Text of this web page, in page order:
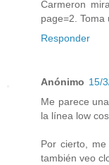
Carmeron
page=2. Toma
Responder
Anónimo 15/
Me parece
la línea low
Por cierto,
también veo